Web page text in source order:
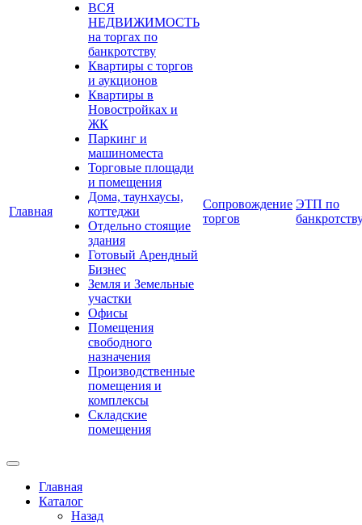
Главная
ВСЯ
НЕДВИЖИМОСТЬ
на торгах по
банкротству
Квартиры с торгов
и аукционов
Квартиры в
Новостройках и
ЖК
Паркинг и
машиноместа
Торговые площади
и помещения
Дома, таунхаусы,
коттеджи
Отдельно стоящие
здания
Готовый Арендный
Бизнес
Земля и Земельные
участки
Офисы
Помещения
свободного
назначения
Производственные
помещения и
комплексы
Складские
помещения
Сопровождение
торгов
ЭТП по
Главная
Каталог
Назад